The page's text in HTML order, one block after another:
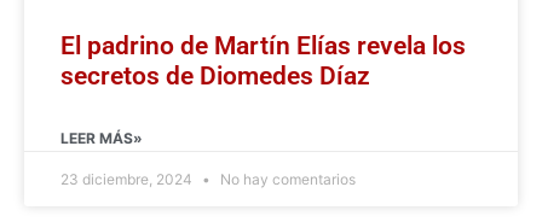
El padrino de Martín Elías revela los
secretos de Diomedes Díaz
LEER MÁS»
23 diciembre, 2024 No hay comentarios